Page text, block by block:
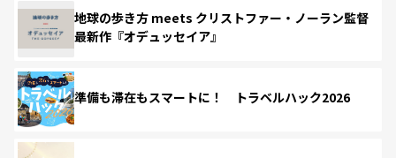
地球の歩き方 meets クリストファー・ノーラン監督
最新作『オデュッセイア』
準備も滞在もスマートに！ トラベルハック2026